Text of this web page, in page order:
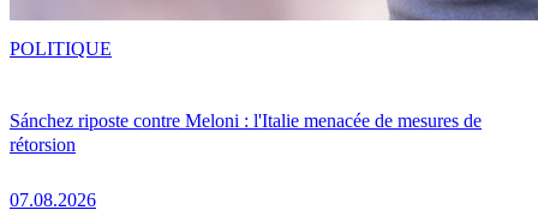
Sánchez riposte contre Meloni : l'Italie menacée de mesures de
rétorsion
07.08.2026
POLITIQUE